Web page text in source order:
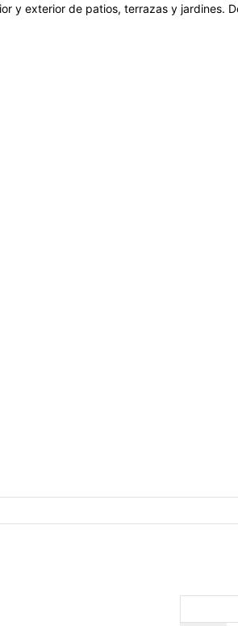
y exterior de patios, terrazas y jardines.